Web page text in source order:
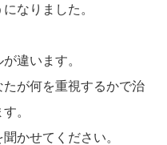
なりました。
違います。
が何を重視するかで治
。
かせてください。